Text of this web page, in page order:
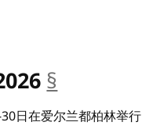
§
日在爱尔兰都柏林举行